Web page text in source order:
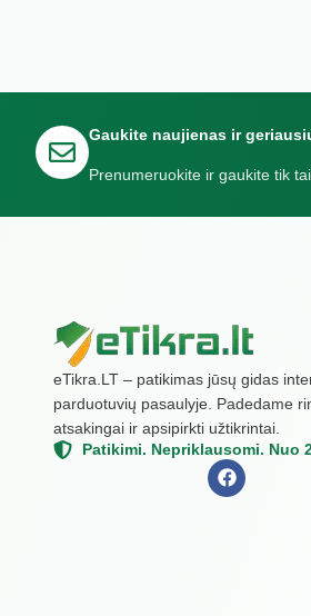
Gaukite naujienas ir
Prenumeruokite ir gaukite tik
eTikra.LT – patikimas jūsų gidas
parduotuvių pasaulyje. Padedame
atsakingai ir apsipirkti užtikrintai.
Patikimi. Nepriklausomi. Nuo